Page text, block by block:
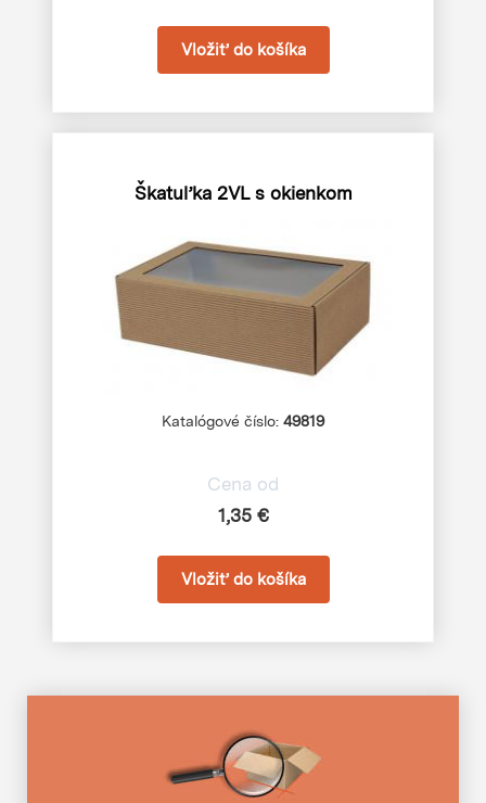
Škatuľka 2VL s okienkom
Katalógové číslo: 49819
Cena od
1,35 €